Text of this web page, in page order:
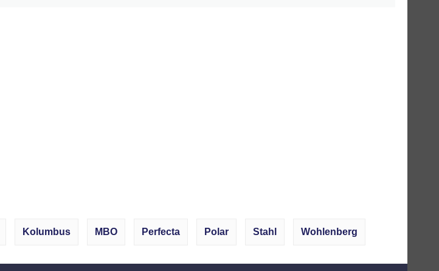
Kolumbus MBO Perfecta Polar Stahl Wohlenberg